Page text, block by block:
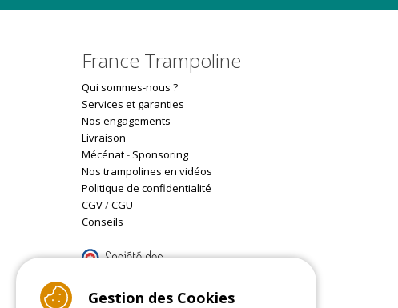
France Trampoline
Qui sommes-nous ?
Services et garanties
Nos engagements
Livraison
Mécénat- Sponsoring
Nos trampolines en vidéos
Politique de confidentialité
CGV/CGU
Conseils
9.4 /10 (22077 reviews)
Gestion des Cookies